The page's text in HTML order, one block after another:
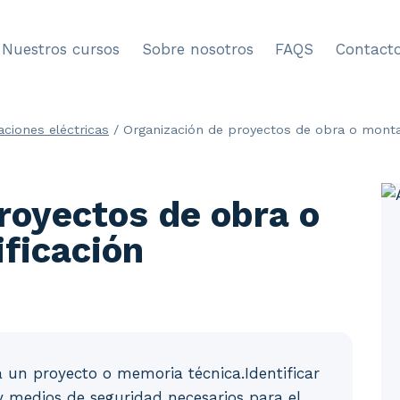
Nuestros cursos Sobre nosotros FAQS
eléctricas / Organización de proyectos de obra o
de obra o
proyecto o memoria técnica.Identificar